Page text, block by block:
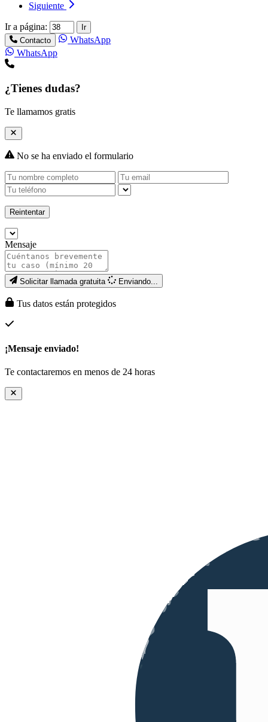
Siguiente
Ir a página:
Ir
Contacto
WhatsApp
WhatsApp
¿Tienes dudas?
Te llamamos gratis
No se ha enviado el formulario
Reintentar
Mensaje
Solicitar llamada gratuita Enviando...
Tus datos están protegidos
¡Mensaje enviado!
Te contactaremos en menos de 24 horas